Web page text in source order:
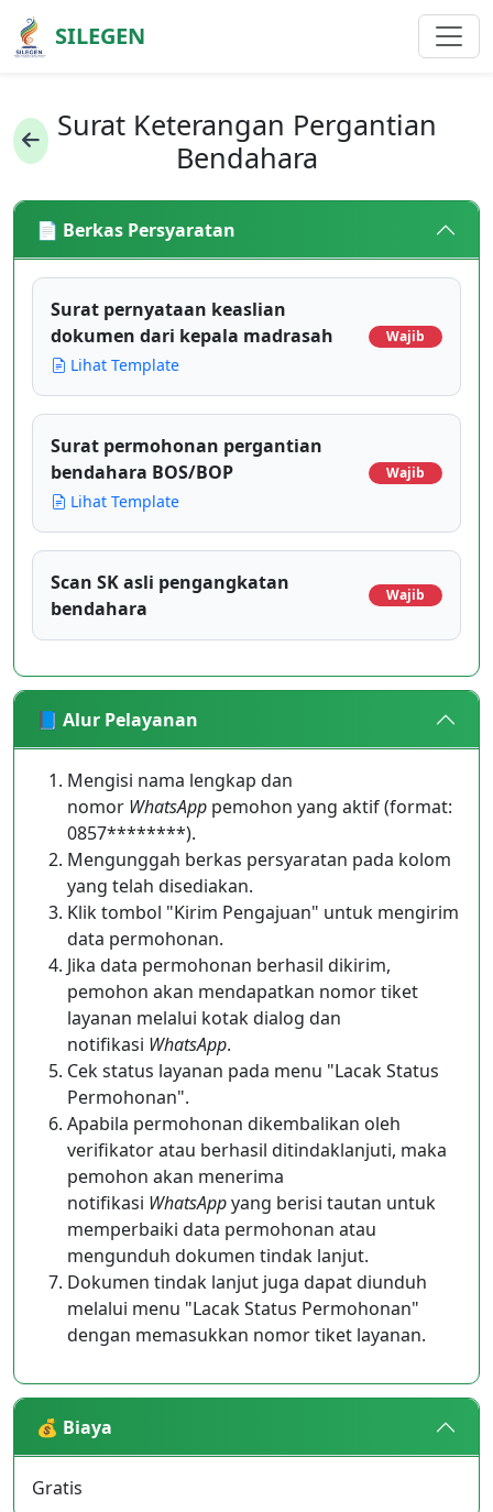
SILEGEN
Surat Keterangan Pergantian
Bendahara
📄 Berkas Persyaratan
Surat pernyataan keaslian
dokumen dari kepala madrasah
Lihat Template
Wajib
Surat permohonan pergantian
bendahara BOS/BOP
Lihat Template
Wajib
Scan SK asli pengangkatan
bendahara
Wajib
📘 Alur Pelayanan
Mengisi nama lengkap dan
nomor WhatsApp pemohon yang aktif (format:
0857********).
Mengunggah berkas persyaratan pada kolom
yang telah disediakan.
Klik tombol "Kirim Pengajuan" untuk mengirim
data permohonan.
Jika data permohonan berhasil dikirim,
pemohon akan mendapatkan nomor tiket
layanan melalui kotak dialog dan
notifikasi WhatsApp.
Cek status layanan pada menu "Lacak Status
Permohonan".
Apabila permohonan dikembalikan oleh
verifikator atau berhasil ditindaklanjuti, maka
pemohon akan menerima
notifikasi WhatsAppyang berisi tautan untuk
memperbaiki data permohonan atau
mengunduh dokumen tindak lanjut.
Dokumen tindak lanjut juga dapat diunduh
melalui menu "Lacak Status Permohonan"
dengan memasukkan nomor tiket layanan.
💰 Biaya
Gratis